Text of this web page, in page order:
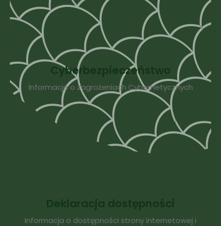
Cyberbezpieczeństwo
Informacje o zagrożeniach Cybernetycznych
Deklaracja dostępności
Informacja o dostępności strony internetowej i